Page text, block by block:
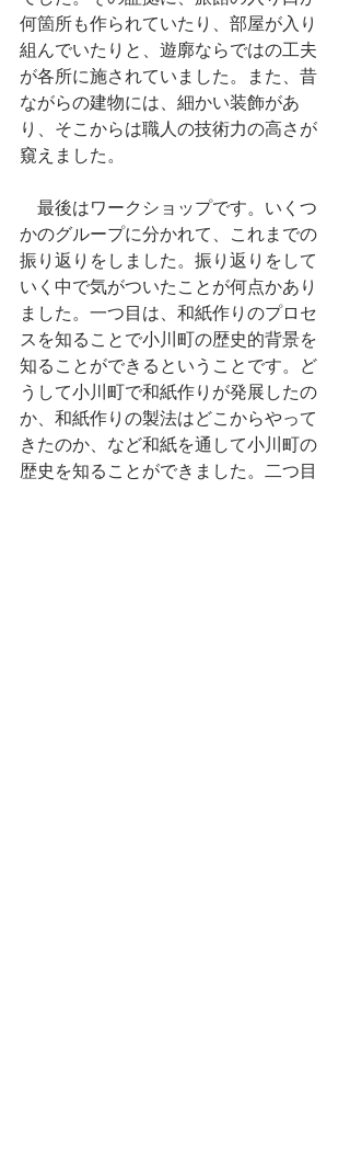
何箇所も作られていたり、部屋が入り
組んでいたりと、遊廓ならではの工夫
が各所に施されていました。また、昔
ながらの建物には、細かい装飾があ
り、そこからは職人の技術力の高さが
窺えました。
最後はワークショップです。いくつ
かのグループに分かれて、これまでの
振り返りをしました。振り返りをして
いく中で気がついたことが何点かあり
ました。一つ目は、和紙作りのプロセ
スを知ることで小川町の歴史的背景を
知ることができるということです。ど
うして小川町で和紙作りが発展したの
か、和紙作りの製法はどこからやって
きたのか、など和紙を通して小川町の
歴史を知ることができました。二つ目